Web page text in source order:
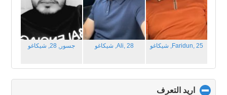
Faridun, 25, شيكاغو Ali, 28, شيكاغو جسور, 28, شيكاغو
اريد التعرف